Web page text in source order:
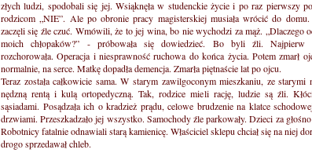
złych ludzi, spodobali się jej. Wsiąknęła w studenckie życie i po raz pierwszy
rodzicom „NIE”. Ale po obronie pracy magisterskiej musiała wrócić do domu.
zaczęli się źle czuć. Wmówili, że to jej wina, bo nie wychodzi za mąż. „Dlaczego
moich chłopaków?” - próbowała się dowiedzieć. Bo byli źli. Najpierw
rozchorowała. Operacja i niesprawność ruchowa do końca życia. Potem zmarł
normalnie, na serce. Matkę dopadła demencja. Zmarła piętnaście lat po ojcu.
Teraz została całkowicie sama. W starym zawilgoconym mieszkaniu, ze starymi
nędzną rentą i kulą ortopedyczną. Tak, rodzice mieli rację, ludzie są źli.
sąsiadami. Posądzała ich o kradzież prądu, celowe brudzenie na klatce
drzwiami. Przeszkadzało jej wszystko. Samochody źle parkowały. Dzieci za
Robotnicy fatalnie odnawiali starą kamienicę. Właściciel sklepu chciał się na niej
drogo sprzedawał chleb.